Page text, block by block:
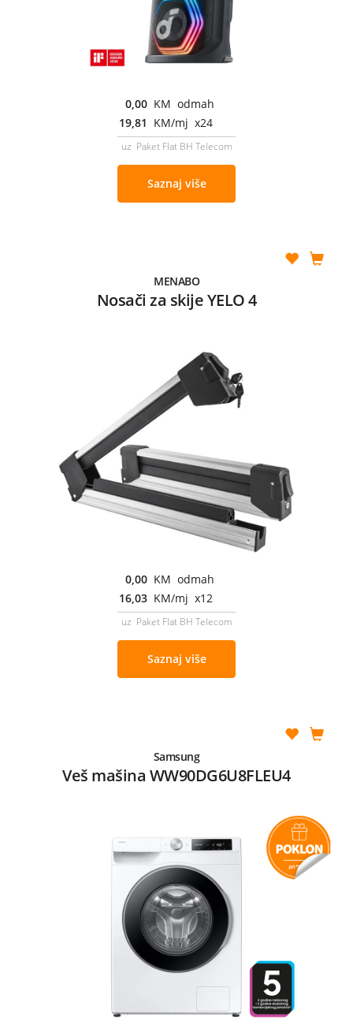
0,00 KM odmah
19,81 KM/mj x24
uz Paket Flat BH Telecom
Saznaj više
MENABO
Nosači za skije YELO 4
0,00 KM odmah
16,03 KM/mj x12
uz Paket Flat BH Telecom
Saznaj više
Samsung
Veš mašina WW90DG6U8FLEU4